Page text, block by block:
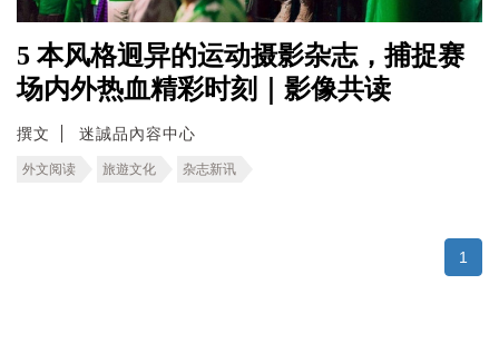
5 本风格迥异的运动摄影杂志，捕捉赛
场内外热血精彩时刻｜影像共读
撰文 迷誠品內容中心
外文阅读 旅遊文化 杂志新讯
1